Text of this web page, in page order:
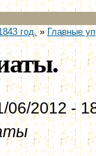
год.» Главные
06/2012 -